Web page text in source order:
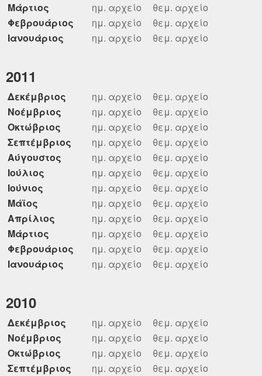
Μάρτιος
ημ. αρχείο
θεμ. αρχείο
Φεβρουάριος
ημ. αρχείο
θεμ. αρχείο
Ιανουάριος
ημ. αρχείο θεμ. αρχείο
2011
Δεκέμβριος ημ. αρχείο
θεμ. αρχείο
Νοέμβριος
ημ. αρχείο
θεμ. αρχείο
Οκτώβριος
ημ. αρχείο
θεμ. αρχείο
Σεπτέμβριος
ημ. αρχείο
θεμ. αρχείο
Αύγουστος
ημ. αρχείο
θεμ. αρχείο
Ιούλιος
ημ. αρχείο
θεμ. αρχείο
Ιούνιος
ημ. αρχείο
θεμ. αρχείο
Μάϊος
ημ. αρχείο
θεμ. αρχείο
Απρίλιος
ημ. αρχείο
θεμ. αρχείο
Μάρτιος
ημ. αρχείο
θεμ. αρχείο
Φεβρουάριος
ημ. αρχείο
θεμ. αρχείο
Ιανουάριος
ημ. αρχείο θεμ. αρχείο
2010
Δεκέμβριος ημ. αρχείο
θεμ. αρχείο
Νοέμβριος
ημ. αρχείο
θεμ. αρχείο
Οκτώβριος
ημ. αρχείο
θεμ. αρχείο
Σεπτέμβριος
ημ. αρχείο
θεμ. αρχείο